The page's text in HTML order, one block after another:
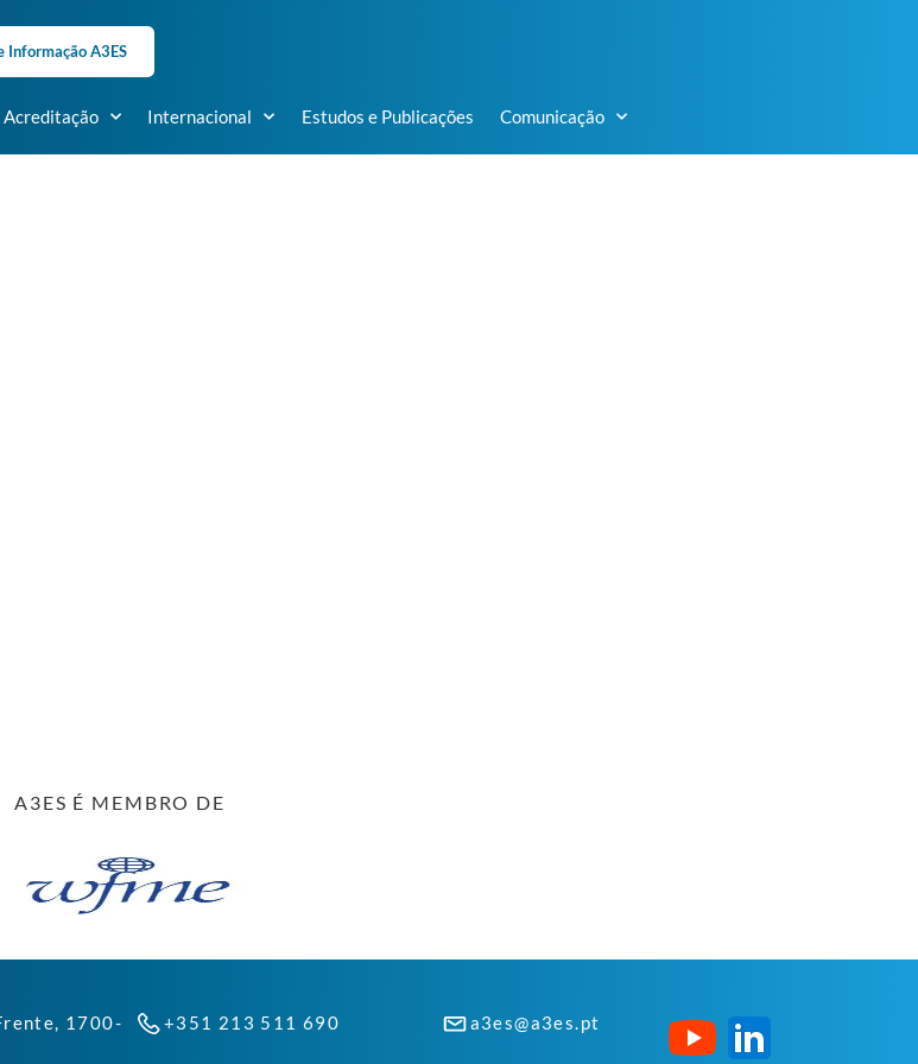
Informação A3ES
Acreditação Internacional Estudos e Publicações Comunicação
A3ES É MEMBRO DE
1700-
+351 213 511 690 a3es@a3es.pt